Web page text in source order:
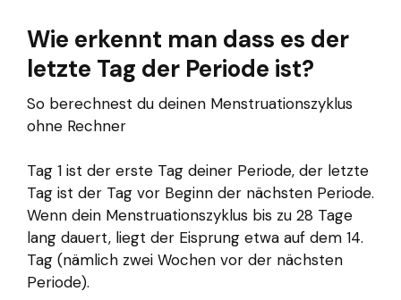
Wie erkennt man dass es der
letzte Tag der Periode ist?
So berechnest du deinen Menstruationszyklus
ohne Rechner
Tag 1 ist der erste Tag deiner Periode, der letzte
Tag ist der Tag vor Beginn der nächsten Periode.
Wenn dein Menstruationszyklus bis zu 28 Tage
lang dauert, liegt der Eisprung etwa auf dem 14.
Tag (nämlich zwei Wochen vor der nächsten
Periode).